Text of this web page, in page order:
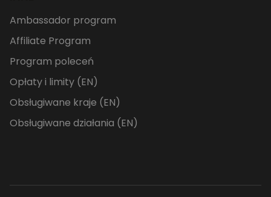
Ambassador program
Affiliate Program
Program poleceń
Opłaty i limity (EN)
Obsługiwane kraje (EN)
Obsługiwane działania (EN)